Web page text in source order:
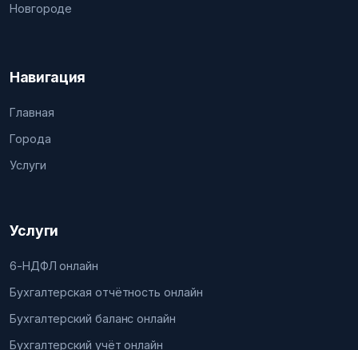
Новгороде
Навигация
Главная
Города
Услуги
Услуги
6-НДФЛ онлайн
Бухгалтерская отчётность онлайн
Бухгалтерский баланс онлайн
Бухгалтерский учёт онлайн